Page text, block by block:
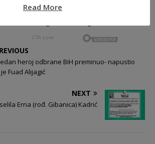
heroj odbrane BiH preminuo- napustio
Fuad Alijagić
NEXT
Erna (rođ. Gibanica) Kadrić
Read More